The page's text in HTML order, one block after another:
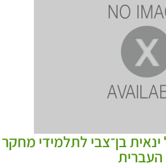
בן־צבי לתלמידי מחקר
העברית